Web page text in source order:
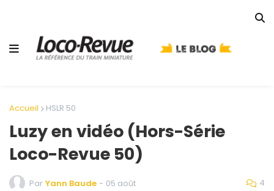
Accueil HSLR 50
Luzy en vidéo (Hors-Série
Loco-Revue 50)
Par Yann Baude - 05 août 4